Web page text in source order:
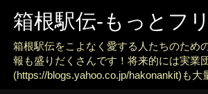
箱根駅伝-もっとフ
箱根駅伝をこよなく愛する人たちのため
報も盛りだくさんです！将来的には実業
(https://blogs.yahoo.co.jp/hakonankit)も